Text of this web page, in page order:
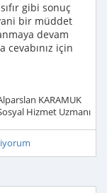
gibi sonuç
bir müddet
devam
cevabınız için
KARAMUK
Hizmet Uzmanı